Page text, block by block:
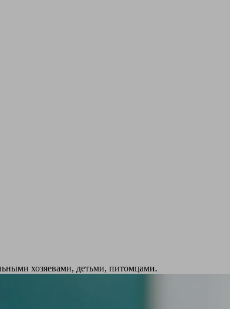
хозяевами, детьми, питомцами.